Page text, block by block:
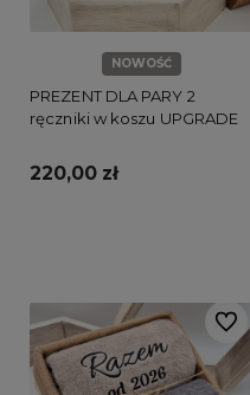
NOWOŚĆ
PREZENT DLA PARY 2
ręczniki w koszu UPGRADE
220,00 zł
Do